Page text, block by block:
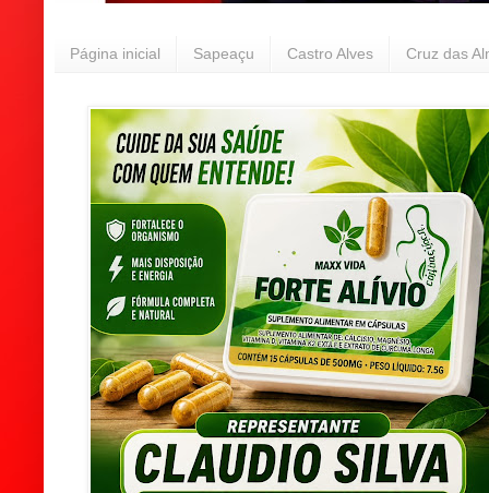
Página inicial Sapeaçu Castro Alves Cruz das